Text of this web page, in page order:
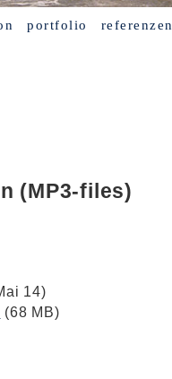
portfolio referenzen
(MP3-files)
14)
(68 MB)